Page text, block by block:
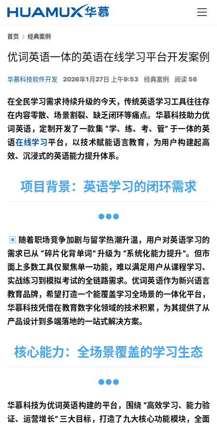
首页 经典案例
优词英语一体的英语在线学习平台开发案例
华慕科技软件开发 2026年1月27日 上午9:53 经典案例 阅读 56
在全民学习需求持续升级的今天，传统英语学习工具往往存
在内容零散、场景割裂、缺乏闭环等痛点。华慕科技助力优
词英语，定制开发了一款集 “学、练、考、管” 于一体的英
语在线学习平台，以技术赋能语言教育，为用户构建起高
效、沉浸式的英语能力提升体系。
项目背景：英语学习的闭环需求
●●●
▣ 随着职场竞争加剧与留学热潮升温，用户对英语学习的
需求已从 “碎片化背单词” 升级为 “系统化能力提升”。但市
面上多数工具仅聚焦单一功能，难以满足用户从课程学习、
实战练习到模拟考试的全链路需求。优词英语作为新兴语言
教育品牌，希望打造一个能覆盖学习全场景的一体化平台，
华慕科技凭借在教育数字化领域的技术积累，为其提供了从
产品设计到多端落地的一站式解决方案。
核心能力：全场景覆盖的学习生态
●●●
华慕科技为优词英语构建的平台，围绕 “高效学习、能力验
证、运营增长” 三大目标，打造了九大核心功能模块，全面